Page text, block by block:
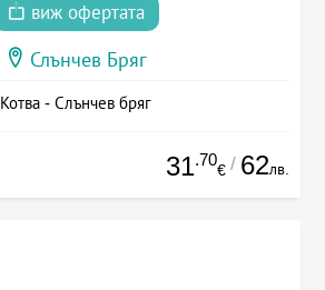
виж офертата
Слънчев Бряг
Котва - Слънчев бряг
31.70
€ / 62лв.